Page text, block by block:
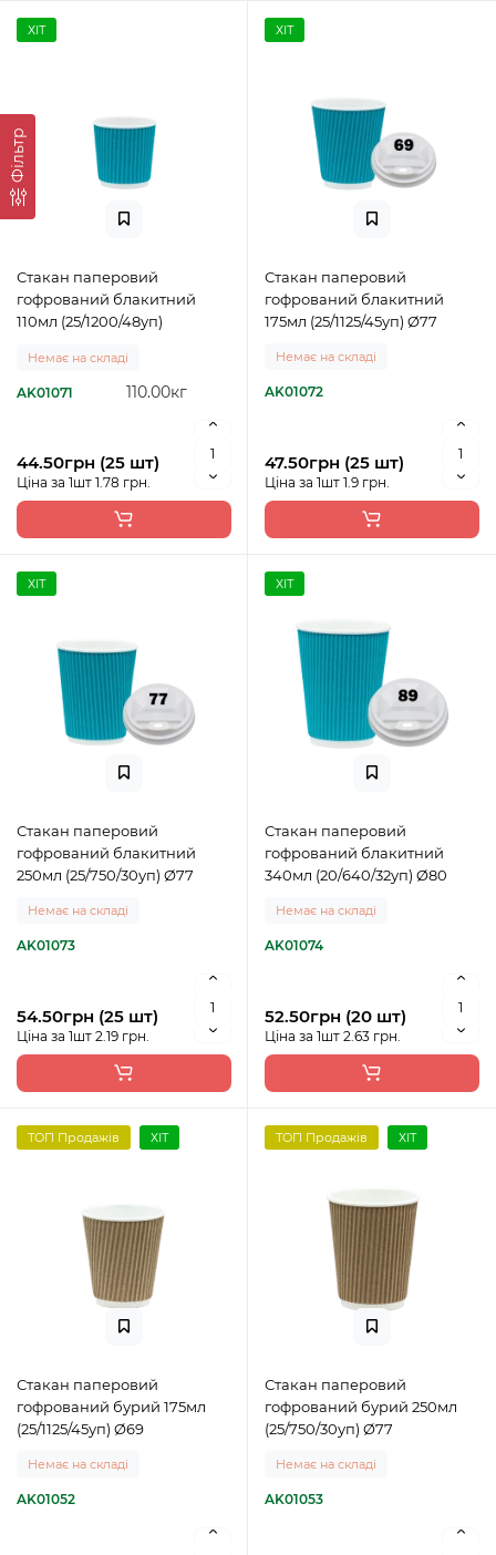
Фільтр
ХІТ
Стакан паперовий
гофрований блакитний
110мл (25/1200/48уп)
Немає на складі
AK01071 110.00кг
44.50грн (25 шт)
Ціна за 1шт 1.78 грн.
ХІТ
Стакан паперовий
гофрований блакитний
175мл (25/1125/45уп) Ø77
Немає на складі
AK01072
47.50грн (25 шт)
Ціна за 1шт 1.9 грн.
ХІТ
Стакан паперовий
гофрований блакитний
250мл (25/750/30уп) Ø77
Немає на складі
AK01073
54.50грн (25 шт)
Ціна за 1шт 2.19 грн.
ХІТ
Стакан паперовий
гофрований блакитний
340мл (20/640/32уп) Ø80
Немає на складі
AK01074
52.50грн (20 шт)
Ціна за 1шт 2.63 грн.
ТОП Продажів ХІТ
Стакан паперовий
гофрований бурий 175мл
(25/1125/45уп) Ø69
Немає на складі
AK01052
ТОП Продажів ХІТ
Стакан паперовий
гофрований бурий 250мл
(25/750/30уп) Ø77
Немає на складі
AK01053